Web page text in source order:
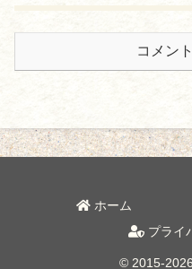
コメン
ホーム
プライ
© 2015-